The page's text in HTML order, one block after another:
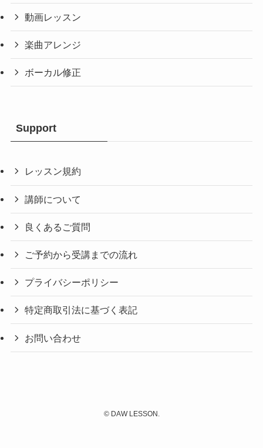
動画レッスン
楽曲アレンジ
ボーカル修正
Support
レッスン規約
講師について
良くあるご質問
ご予約から受講までの流れ
プライバシーポリシー
特定商取引法に基づく表記
お問い合わせ
©DAW LESSON.